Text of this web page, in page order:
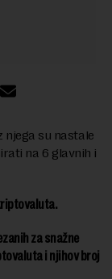
su nastale
na 6 glavnih i
za snažne
i njihov broj